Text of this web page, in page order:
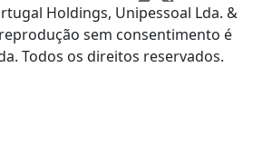
Holdings, Unipessoal Lda. &
sem consentimento é
Todos os direitos reservados.